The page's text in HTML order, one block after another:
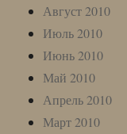
Август 2010
Июль 2010
Июнь 2010
Май 2010
Апрель 2010
Март 2010